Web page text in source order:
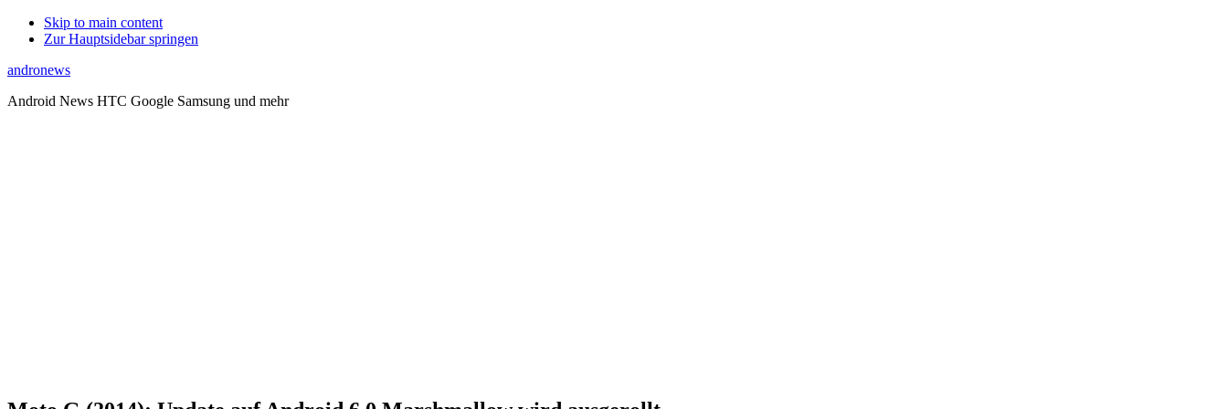
Skip to main content
Zur Hauptsidebar springen
andronews
Android News HTC Google Samsung und mehr